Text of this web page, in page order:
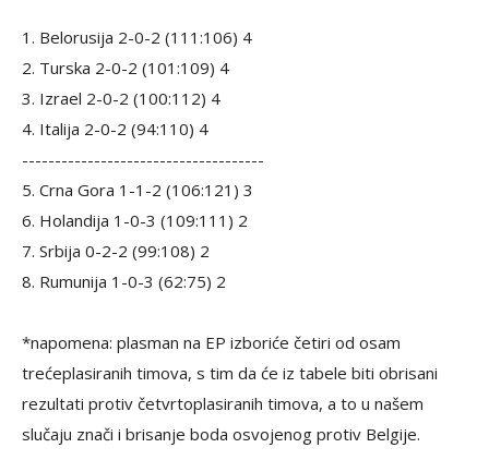
1. Belorusija 2-0-2 (111:106) 4
2. Turska 2-0-2 (101:109) 4
3. Izrael 2-0-2 (100:112) 4
4. Italija 2-0-2 (94:110) 4
-------------------------------------
5. Crna Gora 1-1-2 (106:121) 3
6. Holandija 1-0-3 (109:111) 2
7. Srbija 0-2-2 (99:108) 2
8. Rumunija 1-0-3 (62:75) 2
*napomena: plasman na EP izboriće četiri od osam
trećeplasiranih timova, s tim da će iz tabele biti obrisani
rezultati protiv četvrtoplasiranih timova, a to u našem
slučaju znači i brisanje boda osvojenog protiv Belgije.